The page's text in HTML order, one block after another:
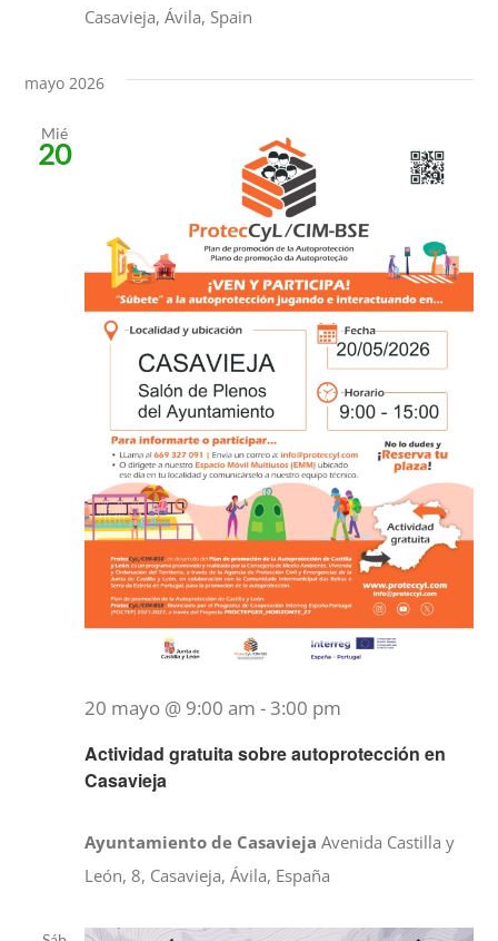
Casavieja, Ávila, Spain
mayo 2026
Mié
20
Actividad gratuita sobre autoprotección en
Casavieja
20 mayo @ 9:00 am -3:00 pm
Ayuntamiento de CasaviejaAvenida Castilla y
León, 8, Casavieja, Ávila, España